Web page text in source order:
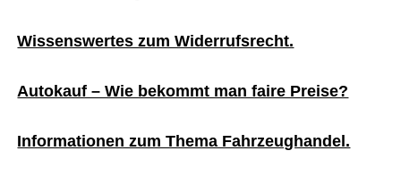
Wissenswertes zum Widerrufsrecht.
Autokauf – Wie bekommt man faire Preise?
Informationen zum Thema Fahrzeughandel.